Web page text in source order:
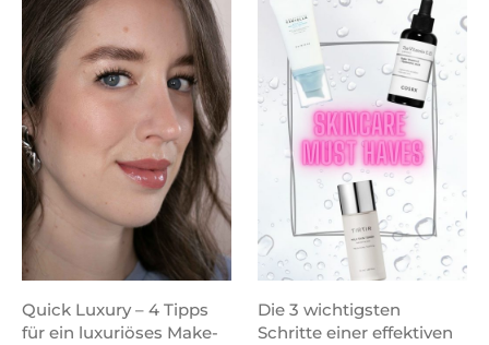
Quick Luxury – 4 Tipps
für ein luxuriöses Make-
Die 3 wichtigsten
Schritte einer effektiven